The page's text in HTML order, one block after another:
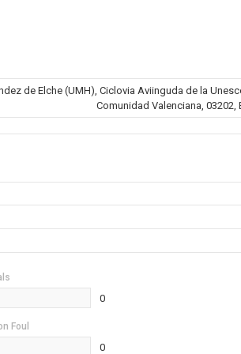
de Elche (UMH), Ciclovia Aviinguda de la
Comunidad Valenciana, 03202,
0
Foul
0